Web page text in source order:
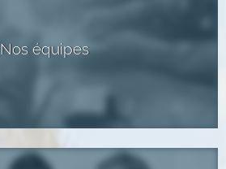
Nos équipes